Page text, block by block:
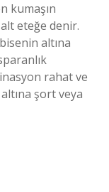
kumaşın
eteğe denir.
altına
rahat ve
şort veya